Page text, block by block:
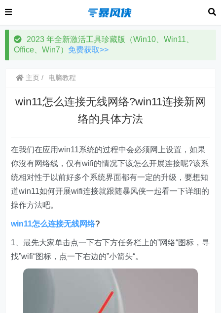
2023 年全新激活工具珍藏版（Win10、Win11、
Office、Win7） 免费获取>>
主页 电脑教程
win11怎么连接无线网络?win11连接新网
络的具体方法
在我们在应用win11系统的过程中会必须网上设置，如果
你沒有网络线，仅有wifi的情况下该怎么开展连接呢?该系
统相对性于以前好多个系统界面都有一定的升级，要想知
道win11如何开展wifi连接就跟随暴风侠一起看一下详细的
操作方法吧。
win11怎么连接无线网络?
1、最先大家单击点一下右下方任务栏上的”网络“图标，寻
找”wifi“图标，点一下右边的”小箭头“。